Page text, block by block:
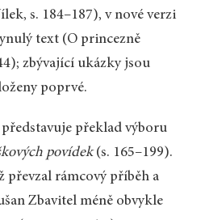
s. 184–187), v nové verzi
text (O princezně
zbývající ukázky jsou
poprvé.
překlad výboru
povídek(s. 165–199).
převzal rámcový příběh a
Zbavitel méně obvykle